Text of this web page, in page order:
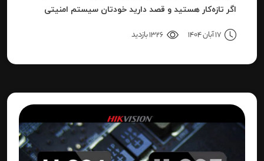
اگر تازه‌کار هستید و قصد دارید خودتان سیستم امنیتی
دقیق‌تری را بدانید، این مقاله برای شما نوشته شده است.
17 آبان 1404 1326 بازدید